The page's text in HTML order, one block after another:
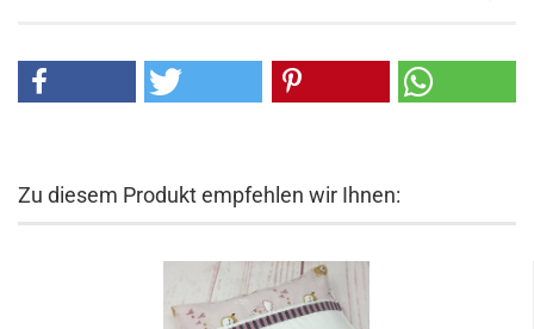
Zu diesem Produkt empfehlen wir Ihnen: